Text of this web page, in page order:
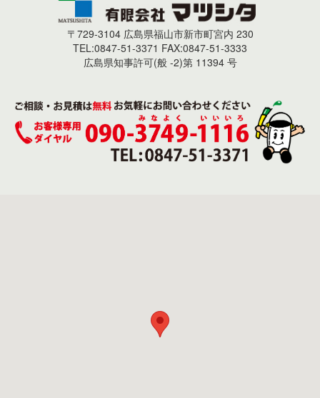
〒729-3104 広島県福山市新市町宮内 230
TEL:0847-51-3371 FAX:0847-51-3333
広島県知事許可(般 -2)第 11394 号